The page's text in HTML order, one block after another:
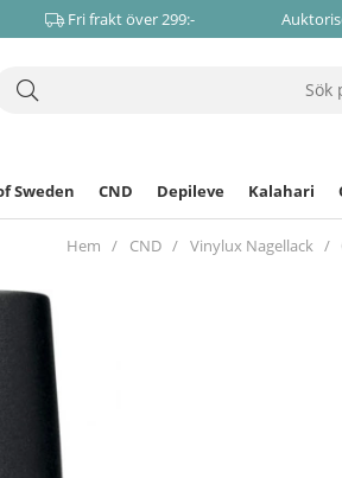
Fri frakt över 299:-
Sweden CND Depileve Kalahari
Hem CND Vinylux Nagellack